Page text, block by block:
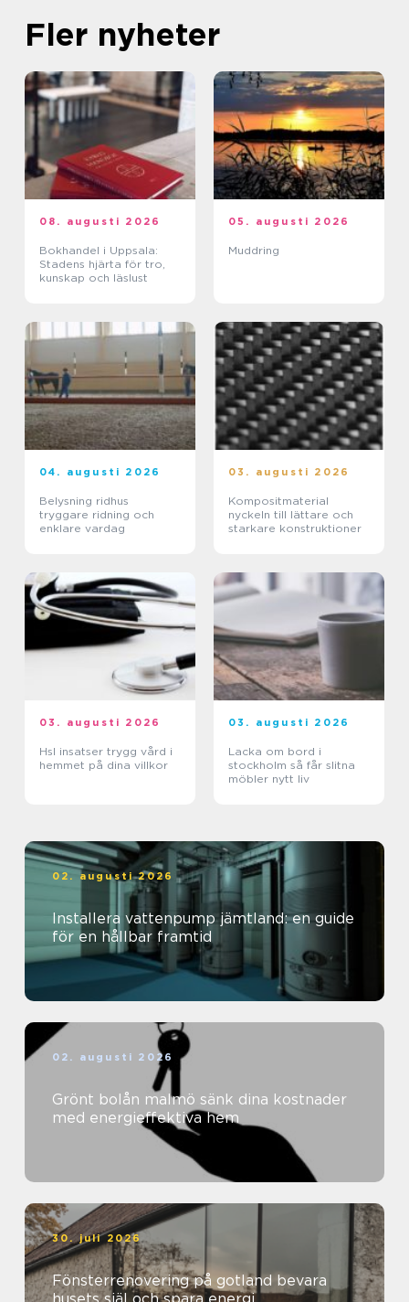
Fler nyheter
08. augusti 2026
Bokhandel i Uppsala:
Stadens hjärta för tro,
kunskap och läslust
05. augusti 2026
Muddring
04. augusti 2026
Belysning ridhus
tryggare ridning och
enklare vardag
03. augusti 2026
Kompositmaterial
nyckeln till lättare och
starkare konstruktioner
03. augusti 2026
Hsl insatser trygg vård i
hemmet på dina villkor
03. augusti 2026
Lacka om bord i
stockholm så får slitna
möbler nytt liv
02. augusti 2026
Installera vattenpump jämtland: en guide
för en hållbar framtid
02. augusti 2026
Grönt bolån malmö sänk dina kostnader
med energieffektiva hem
30. juli 2026
Fönsterrenovering på gotland bevara